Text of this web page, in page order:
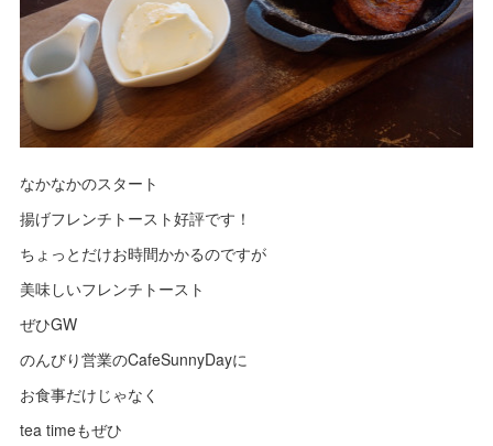
なかなかのスタート
揚げフレンチトースト好評です！
ちょっとだけお時間かかるのですが
美味しいフレンチトースト
ぜひGW
のんびり営業のCafeSunnyDayに
お食事だけじゃなく
tea timeもぜひ